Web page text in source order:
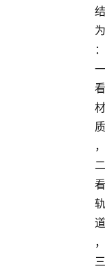
结
为
：
一
看
材
质
，
二
看
轨
道
，
三